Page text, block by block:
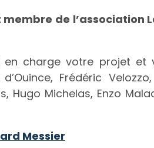
membre de
en charge votre projet et
Frédéric
Hugo Michelas, Enzo
Messier